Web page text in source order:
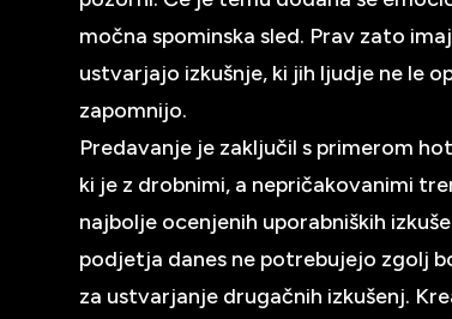
močna spominska sled. Prav zato
ustvarjajo izkušnje, ki jih ljudje ne le
zapomnijo.
Predavanje je zaključil s primerom
ki je z drobnimi, a nepričakovanimi
najbolje ocenjenih uporabniških
podjetja danes ne potrebujejo zgolj
za ustvarjanje drugačnih izkušenj.